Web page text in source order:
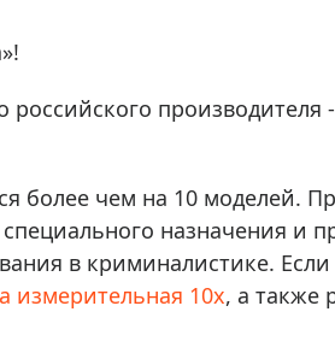
Сумки, кейсы, чехлы
Трихинеллоскопы
Карты, постеры,
Фонари
Элементы питания, карты
производителя -
более чем на 10 моделей.
назначения и
в криминалистике.
измерительная 10х, а также